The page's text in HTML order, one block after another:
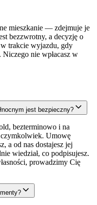
mieszkanie — zdejmuje je
bezzwrotny, a decyzję o
w trakcie wyjazdu, gdy
Niczego nie wpłacasz w
jest bezpieczny?
bezterminowo i na
czymkolwiek. Umowę
a od nas dostajesz jej
wiedział, co podpisujesz.
prowadzimy Cię